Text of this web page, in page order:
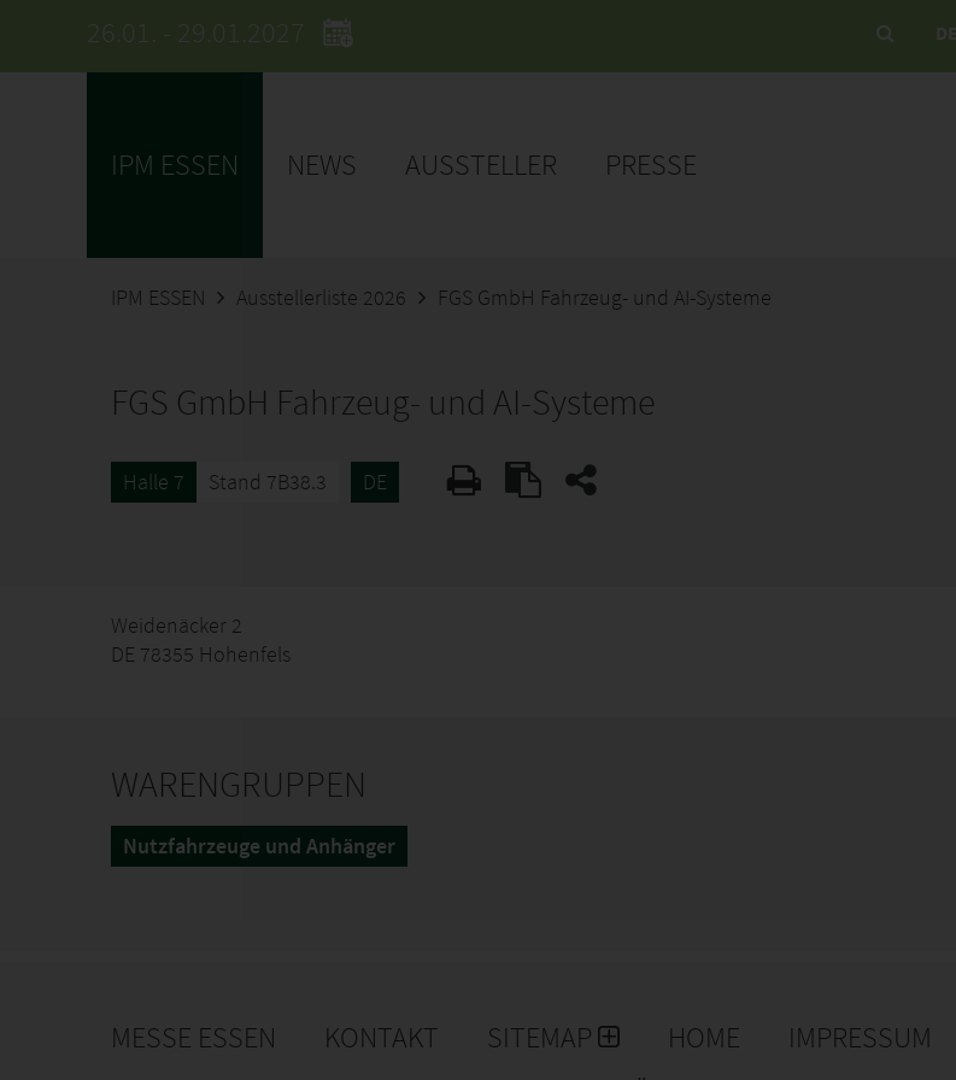
26.01. - 29.01.2027 DE
IPM ESSEN NEWS AUSSTELLER PRESSE
IPM ESSEN Ausstellerliste 2026 FGS GmbH Fahrzeug- und AI-Systeme
FGS GmbH Fahrzeug- und AI-Systeme
Halle 7 Stand 7B38.3 DE
Weidenäcker 2
DE 78355 Hohenfels
WARENGRUPPEN
Nutzfahrzeuge und Anhänger
MESSE ESSEN KONTAKT SITEMAP HOME
IMPRESSUM